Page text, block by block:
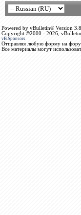
Powered by vBulletin® Version
Copyright ©2000 - 2026,
vB.Sponsors
Отправляя любую форму на
Все материалы могут